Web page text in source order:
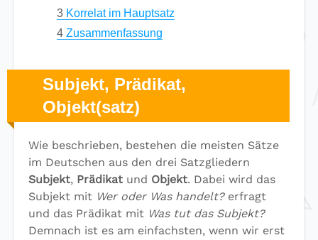
3 Korrelat im Hauptsatz
4 Zusammenfassung
Subjekt, Prädikat,
Objekt(satz)
Wie beschrieben, bestehen die meisten Sätze
im Deutschen aus den drei Satzgliedern
Subjekt, Prädikat und Objekt. Dabei wird das
Subjekt mit Wer oder Was handelt?erfragt
und das Prädikat mit Was tut das Subjekt?
Demnach ist es am einfachsten, wenn wir erst